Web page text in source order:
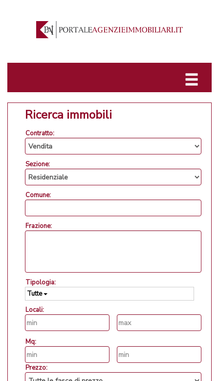
Ricerca immobili
Contratto:
Sezione:
Comune:
Frazione:
Tipologia:
Tutte
Locali:
Mq:
Prezzo: